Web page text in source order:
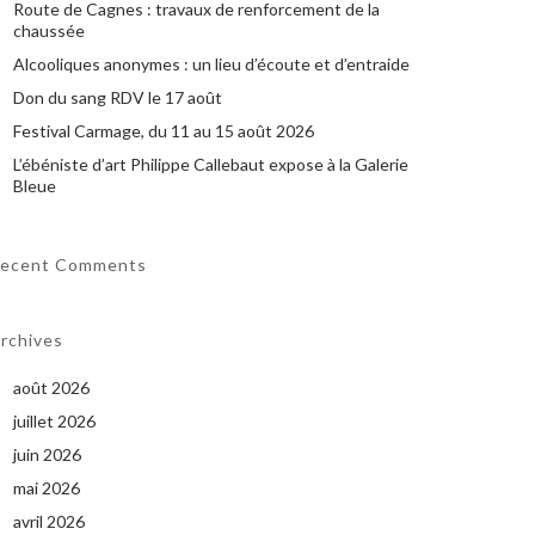
Route de Cagnes : travaux de renforcement de la
chaussée
Alcooliques anonymes : un lieu d’écoute et d’entraide
Don du sang RDV le 17 août
Festival Carmage, du 11 au 15 août 2026
L’ébéniste d’art Philippe Callebaut expose à la Galerie
Bleue
Comments
août 2026
juillet 2026
juin 2026
mai 2026
avril 2026